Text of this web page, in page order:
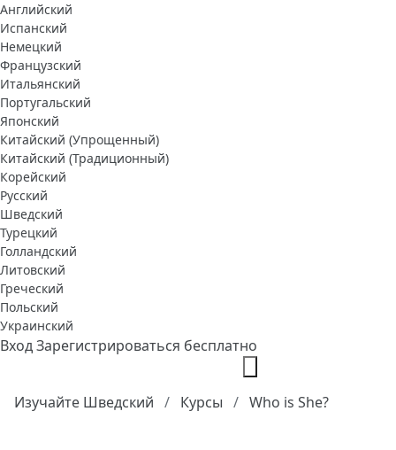
Английский
Испанский
Немецкий
Французский
Итальянский
Португальский
Японский
Китайский (Упрощенный)
Китайский (Традиционный)
Корейский
Русский
Шведский
Турецкий
Голландский
Литовский
Греческий
Польский
Украинский
ВходЗарегистрироваться бесплатно
Изучайте Шведский Курсы Who is She?